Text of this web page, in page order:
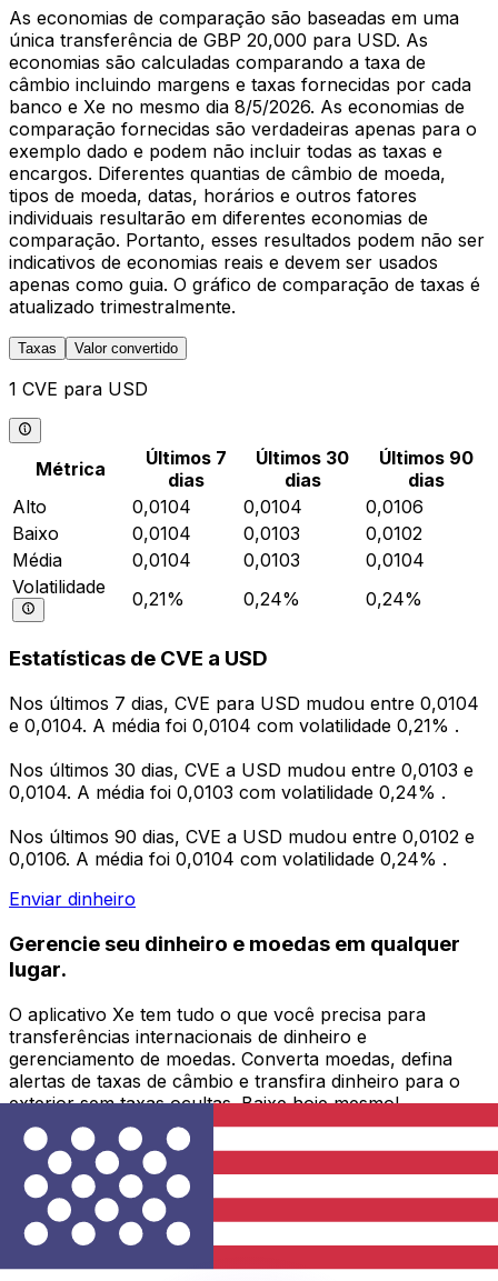
As economias de comparação são baseadas em uma
única transferência de GBP 20,000 para USD. As
economias são calculadas comparando a taxa de
câmbio incluindo margens e taxas fornecidas por cada
banco e Xe no mesmo dia 8/5/2026. As economias de
comparação fornecidas são verdadeiras apenas para o
exemplo dado e podem não incluir todas as taxas e
encargos. Diferentes quantias de câmbio de moeda,
tipos de moeda, datas, horários e outros fatores
individuais resultarão em diferentes economias de
comparação. Portanto, esses resultados podem não ser
indicativos de economias reais e devem ser usados
apenas como guia. O gráfico de comparação de taxas é
atualizado trimestralmente.
Taxas Valor convertido
1 CVE para USD
Métrica
Últimos 7
dias
Últimos 30
dias
Últimos 90
dias
Alto
0,0104 0,0104
0,0106
Baixo
0,0104 0,0103
0,0102
Média
0,0104 0,0103
0,0104
Volatilidade
0,21% 0,24% 0,24%
Estatísticas de CVE a USD
Nos últimos 7 dias, CVE para USD mudou entre 0,0104
e 0,0104. A média foi 0,0104 com volatilidade 0,21% .
Nos últimos 30 dias, CVE a USD mudou entre 0,0103 e
0,0104. A média foi 0,0103 com volatilidade 0,24% .
Nos últimos 90 dias, CVE a USD mudou entre 0,0102 e
0,0106. A média foi 0,0104 com volatilidade 0,24% .
Enviar dinheiro
Gerencie seu dinheiro e moedas em qualquer
lugar.
O aplicativo Xe tem tudo o que você precisa para
transferências internacionais de dinheiro e
gerenciamento de moedas. Converta moedas, defina
alertas de taxas de câmbio e transfira dinheiro para o
exterior sem taxas ocultas. Baixe hoje mesmo!